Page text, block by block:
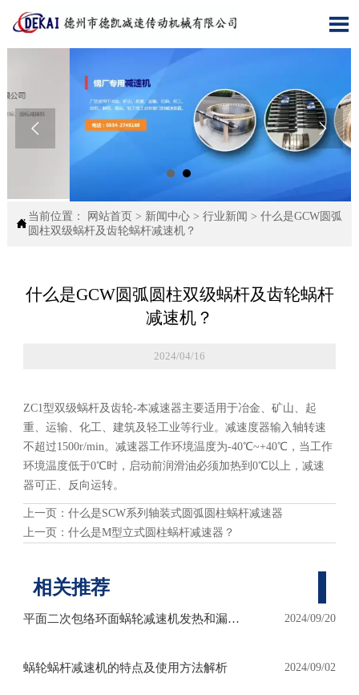

 

当前位置： 网站首页 > 新闻中心> 行业新闻 > 什么是GCW圆弧
圆柱双级蜗杆及齿轮蜗杆减速机？
什么是GCW圆弧圆柱双级蜗杆及齿轮蜗杆
减速机？
2024/04/16
ZC1型双级蜗杆及齿轮-本减速器主要适用于冶金、矿山、起
重、运输、化工、建筑及轻工业等行业。减速度器输入轴转速
不超过1500r/min。减速器工作环境温度为-40℃~+40℃，当工作
环境温度低于0℃时，启动前润滑油必须加热到0℃以上，减速
器可正、反向运转。
上一页： 什么是SCW系列轴装式圆弧圆柱蜗杆减速器
上一页： 什么是M型立式圆柱蜗杆减速器？
相关推荐
平面二次包络环面蜗轮减速机发热和漏油
2024/09/20
蜗轮蜗杆减速机的特点及使用方法解析 2024/09/02